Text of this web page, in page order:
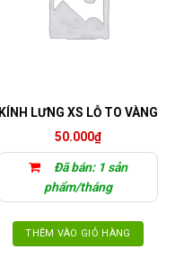
KÍNH LƯNG XS LỖ TO VÀNG
50.000₫
Đã bán: 1 sản
phẩm/tháng
THÊM VÀO GIỎ HÀNG